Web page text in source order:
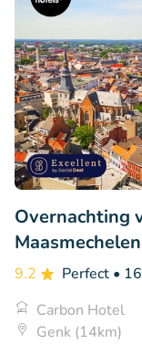
Overnachting
9.2 Perfect •
Carbon Hotel
Genk (14km)